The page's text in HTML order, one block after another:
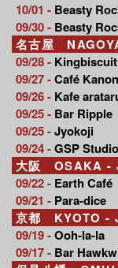
10/01 - Beasty
09/30 - Beasty
名古屋
09/28 - Kingbiscuit
09/27 -Café Kanon
09/26 - Kafe
09/25 - Bar Ripple
09/25 -Jyokoji
09/24 -GSP Studio
大阪 OSAKA -
09/22 - Earth Café
09/21 - Para-dice
京都 KYOTO -
09/19 -Ooh-la-la
09/17 - Bar